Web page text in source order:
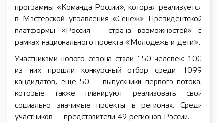
программы «Команда России», которая реализуется
в Мастерской управления «Сенеж» Президентской
платформы «Россия — страна возможностей» в
рамках национального проекта «Молодежь и дети».
Участниками нового сезона стали 150 человек: 100
из них прошли конкурсный отбор среди 1099
кандидатов, еще 50 — выпускники первого потока,
которые также планируют реализовать свои
социально значимые проекты в регионах. Среди
участников — представители 49 регионов России.